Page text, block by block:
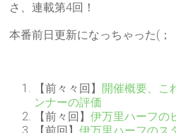
さ、連載第4回！
本番前日更新になっちゃった(；
【前々々回】 開催概要、こ
ンナーの評価
【前々回】伊万里ハーフの